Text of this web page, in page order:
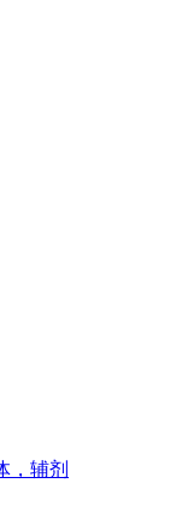
，辅剂